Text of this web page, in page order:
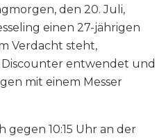
den 20. Juli,
einen 27-jährigen
Verdacht steht,
Discounter entwendet und
mit einem Messer
gegen 10:15 Uhr an der